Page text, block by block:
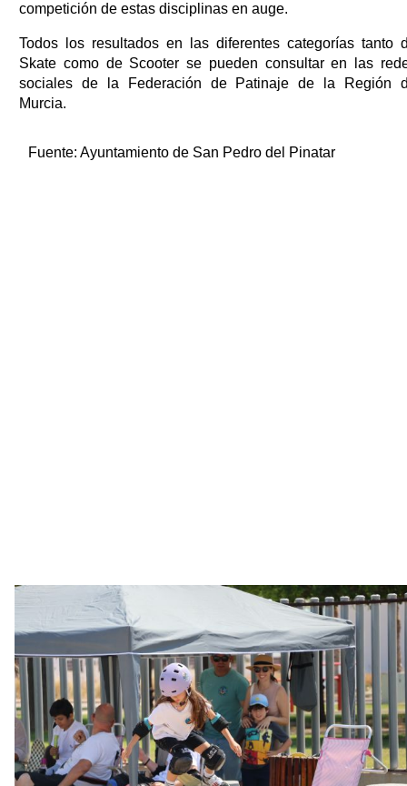
competición de estas disciplinas en auge.
Todos los resultados en las diferentes categorías tanto
Skate como de Scooter se pueden consultar en las
sociales de la Federación de Patinaje de la Región
Murcia.
Fuente: Ayuntamiento de San Pedro del Pinatar